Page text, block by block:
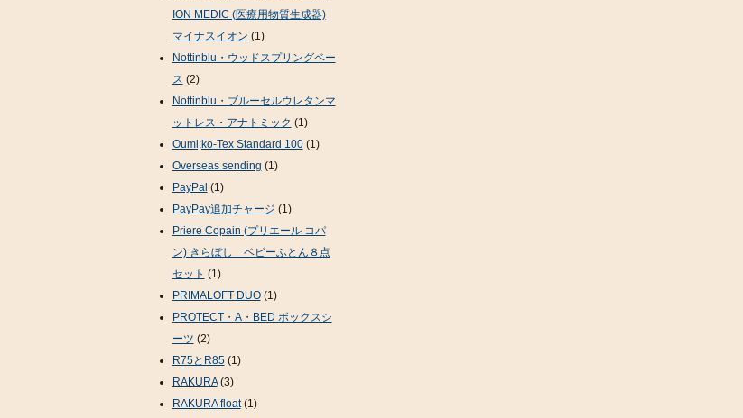
ION MEDIC (医療用物質生成器)
マイナスイオン (1)
Nottinblu・ウッドスプリングベー
ス (2)
Nottinblu・ブルーセルウレタンマ
ットレス・アナトミック (1)
Ouml;ko-Tex Standard 100(1)
Overseas sending (1)
PayPal (1)
PayPay追加チャージ (1)
Priere Copain (プリエール コパ
ン) きらぼし ベビーふとん８点
セット (1)
PRIMALOFT DUO(1)
PROTECT・A・BED ボックスシ
ーツ (2)
R75とR85(1)
RAKURA(3)
RAKURA float(1)